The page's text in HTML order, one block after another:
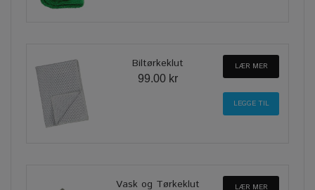
Biltørkeklut
99.00 kr
LÆR MER
Vask og Tørkeklut LÆR MER